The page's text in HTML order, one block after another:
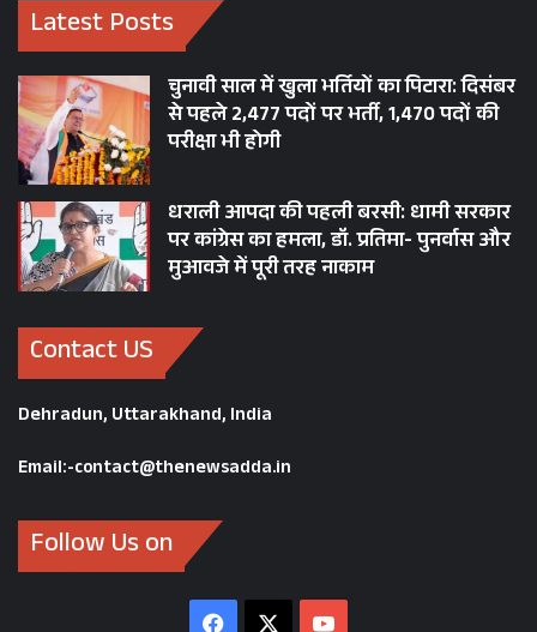
Latest Posts
चुनावी साल में खुला भर्तियों का पिटारा: दिसंबर
से पहले 2,477 पदों पर भर्ती, 1,470 पदों की
परीक्षा भी होगी
धराली आपदा की पहली बरसी: धामी सरकार
पर कांग्रेस का हमला, डॉ. प्रतिमा- पुनर्वास और
मुआवजे में पूरी तरह नाकाम
Contact US
Dehradun, Uttarakhand, India
Email:-contact@thenewsadda.in
Follow Us on
Facebook YouTube